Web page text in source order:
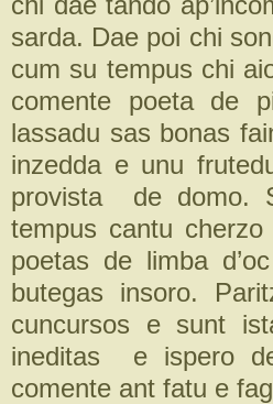
sarda. Dae poi chi
cum su tempus chi
comente poeta de
lassadu sas bonas
inzedda e unu
provista de domo.
tempus cantu
poetas de limba
butegas insoro.
cuncursos e sunt
ineditas e ispero
comente ant fatu e